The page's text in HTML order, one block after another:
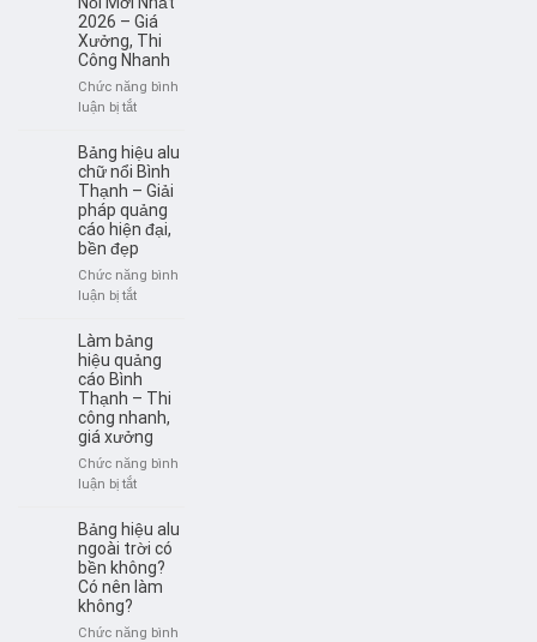
Bền
Đẹp
trời
Bình
Thạnh
–
Sáng
hút
khách
2026 – Giá
Xưởng, Thi
Công Nhanh
Chức năng bình
luận bị tắtở
Giá
Bảng
Hiệu
Alu
Chữ
Nổi
Mới
Nhất
Giá
Xưởng,
Thi
Công
Nhanh
Bảng hiệu alu
chữ nổi Bình
Thạnh – Giải
pháp quảng
cáo hiện đại,
bền đẹp
Chức năng bình
luận bị tắtở
hiệu
alu
chữ
nổi
Bình
Thạnh
–
Giải
quảng
cáo
hiện
đại,
Làm bảng
hiệu quảng
cáo Bình
Thạnh – Thi
công nhanh,
giá xưởng
Chức năng bình
luận bị tắtở
bảng
hiệu
quảng
cáo
Thạnh
Bảng hiệu alu
ngoài trời có
bền không?
Có nên làm
không?
Chức năng bình